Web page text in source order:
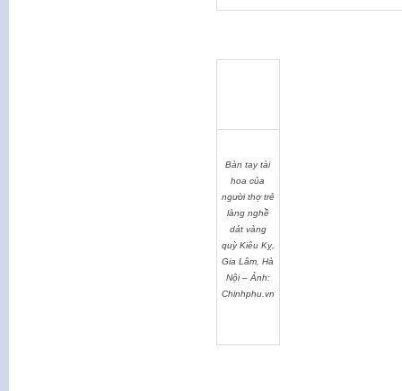
Bàn tay tài
hoa của
người thợ trẻ
làng nghề
dát vàng
quỳ Kiêu Kỵ,
Gia Lâm, Hà
Nội – Ảnh:
Chinhphu.vn